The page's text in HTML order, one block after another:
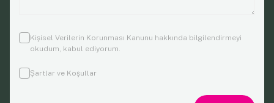
Kişisel Verilerin Korunması Kanunu hakkında bilgilendirmeyi
okudum, kabul ediyorum.
Şartlar ve Koşullar